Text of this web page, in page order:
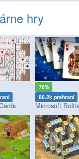
hry
76%
86.2k prehraní